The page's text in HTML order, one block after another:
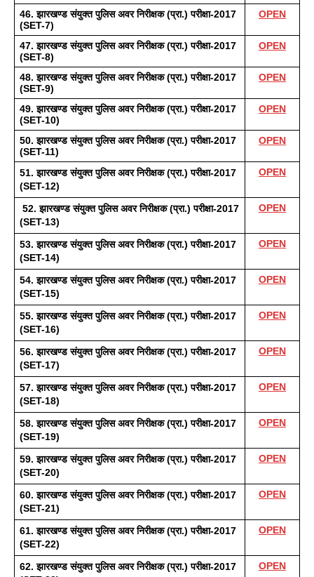
46. झारखण्ड संयुक्त पुलिस अवर निरीक्षक (प्रा.) परीक्षा-2017
(SET-7)
OPEN
47. झारखण्ड संयुक्त पुलिस अवर निरीक्षक (प्रा.) परीक्षा-2017
(SET-8)
OPEN
48. झारखण्ड संयुक्त पुलिस अवर निरीक्षक (प्रा.) परीक्षा-2017
(SET-9)
OPEN
49. झारखण्ड संयुक्त पुलिस अवर निरीक्षक (प्रा.) परीक्षा-2017
(SET-10)
OPEN
50. झारखण्ड संयुक्त पुलिस अवर निरीक्षक (प्रा.) परीक्षा-2017
(SET-11)
OPEN
51. झारखण्ड संयुक्त पुलिस अवर निरीक्षक (प्रा.) परीक्षा-2017
(SET-12)
OPEN
(SET-13)
OPEN
53. झारखण्ड संयुक्त पुलिस अवर निरीक्षक (प्रा.) परीक्षा-2017
(SET-14)
OPEN
54. झारखण्ड संयुक्त पुलिस अवर निरीक्षक (प्रा.) परीक्षा-2017
(SET-15)
OPEN
55. झारखण्ड संयुक्त पुलिस अवर निरीक्षक (प्रा.) परीक्षा-2017
(SET-16)
OPEN
56. झारखण्ड संयुक्त पुलिस अवर निरीक्षक (प्रा.) परीक्षा-2017
(SET-17)
OPEN
57. झारखण्ड संयुक्त पुलिस अवर निरीक्षक (प्रा.) परीक्षा-2017
(SET-18)
OPEN
58. झारखण्ड संयुक्त पुलिस अवर निरीक्षक (प्रा.) परीक्षा-2017
(SET-19)
OPEN
59. झारखण्ड संयुक्त पुलिस अवर निरीक्षक (प्रा.) परीक्षा-2017
(SET-20)
OPEN
60. झारखण्ड संयुक्त पुलिस अवर निरीक्षक (प्रा.) परीक्षा-2017
(SET-21)
OPEN
61. झारखण्ड संयुक्त पुलिस अवर निरीक्षक (प्रा.) परीक्षा-2017
(SET-22)
OPEN
62. झारखण्ड संयुक्त पुलिस अवर निरीक्षक (प्रा.) परीक्षा-2017
OPEN